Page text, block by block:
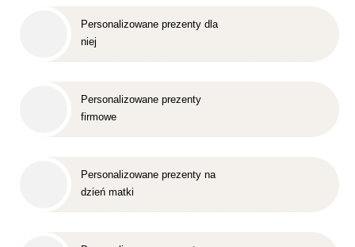
Personalizowane prezenty dla
niej
Personalizowane prezenty
firmowe
Personalizowane prezenty na
dzień matki